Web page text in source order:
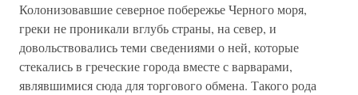
Колонизовавшие северное побережье Черного моря,
греки не проникали вглубь страны, на север, и
довольствовались теми сведениями о ней, которые
стекались в греческие города вместе с варварами,
являвшимися сюда для торгового обмена. Такого рода